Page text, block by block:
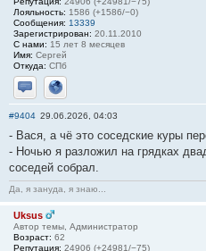
Лояльность: 1586 (+1586/−0)
Сообщения: 13339
Зарегистрирован: 20.11.2010
С нами: 15 лет 8 месяцев
Имя: Сергей
Откуда: СПб
Отправить личное сообщение
Сайт
#9404 29.06.2026, 04:03
- Вася, а чё это соседские куры
- Ночью я разложил на грядках
соседей собрал.
Да, я зануда, я знаю...
Uksus
Автор темы, Администратор
Возраст: 62
Репутация: 24906 (+24981/−75)